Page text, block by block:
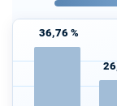
36,76 %